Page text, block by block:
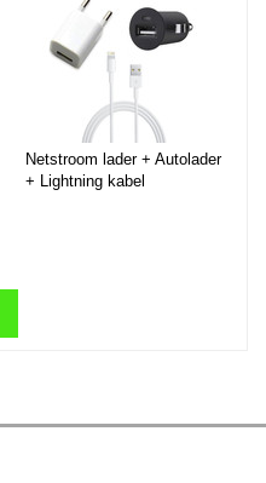
Netstroom lader + Autolader
+ Lightning kabel